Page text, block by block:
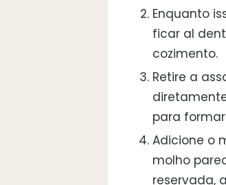
Enquanto
ficar al
cozimento.
Retire a
para
Adicione o
molho
reservada,